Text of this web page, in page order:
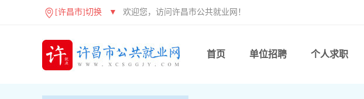
[许昌市]切换 ▼ 欢迎您，访问许昌市公共就业网！
首页 单位招聘 个人求职